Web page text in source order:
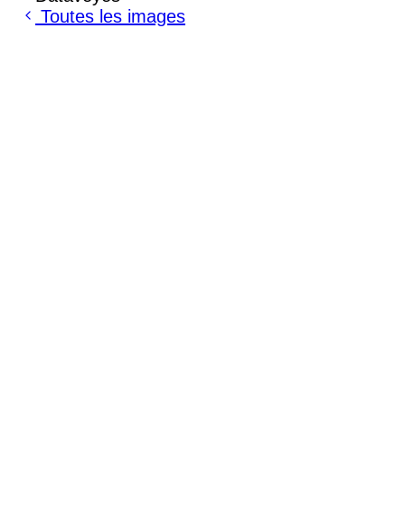
Toutes les images